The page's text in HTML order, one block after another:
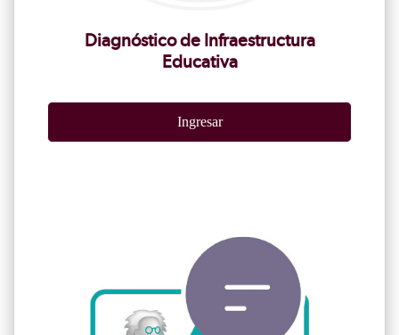
Diagnóstico de Infraestructura
Educativa
Ingresar